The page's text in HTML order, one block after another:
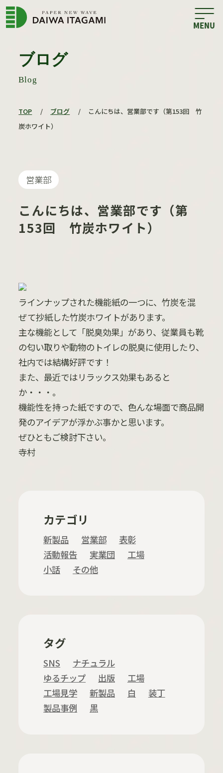
ブログ
Blog
TOP / ブログ /
こんにちは、営業部です（第153回 竹
炭ホワイト）
営業部
こんにちは、営業部です（第
153回 竹炭ホワイト）
ラインナップされた機能紙の一つに、竹炭を混
ぜて抄紙した竹炭ホワイトがあります。
主な機能として「脱臭効果」があり、従業員も靴
の匂い取りや動物のトイレの脱臭に使用したり、
社内では結構好評です！
また、最近ではリラックス効果もあると
か・・・。
機能性を持った紙ですので、色んな場面で商品開
発のアイデアが浮かぶ事かと思います。
ぜひともご検討下さい。
寺村
カテゴリ
新製品 営業部
表彰
活動報告
実業団
工場
小話
その他
タグ
SNS
ナチュラル
ゆるチップ
出版
工場
工場見学
新製品 白
装丁
製品事例
黒